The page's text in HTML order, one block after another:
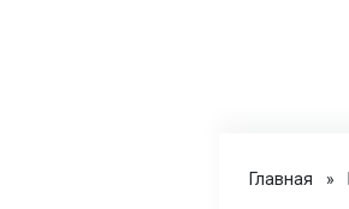
Главная »